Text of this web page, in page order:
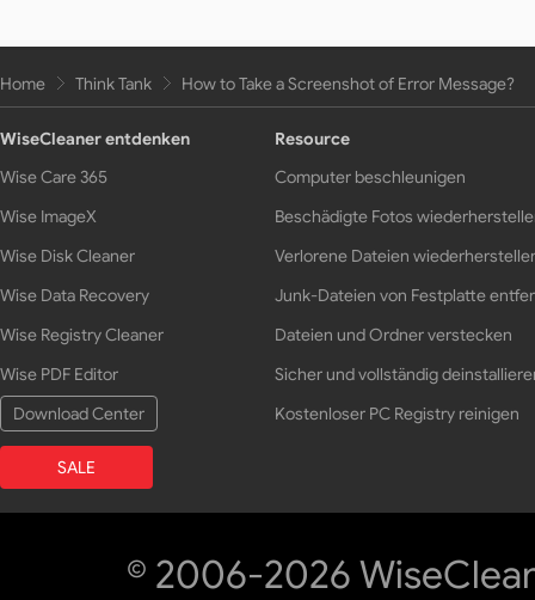
Home Think Tank How to Take a Screenshot of Error Message?
WiseCleaner entdenken
Wise Care 365
Wise ImageX
Wise Disk Cleaner
Wise Data Recovery
Wise Registry Cleaner
Wise PDF Editor
Download Center
SALE
Resource
Computer beschleunigen
Beschädigte Fotos
Verlorene Dateien
Junk-Dateien von Festplatte
Dateien und Ordner verstecken
Sicher und vollständig
Kostenloser PC Registry reinigen
© 2006-2026